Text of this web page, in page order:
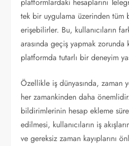
tek bir uygulama üzerinden tüm
erişebilirler. Bu, kullanıcıların
arasında geçiş yapmak
platformda tutarlı bir deneyim
Özellikle iş dünyasında, zaman
her zamankinden daha
bildirimlerinin hesap ekleme
edilmesi, kullanıcıların iş
ve gereksiz zaman kayıplarını